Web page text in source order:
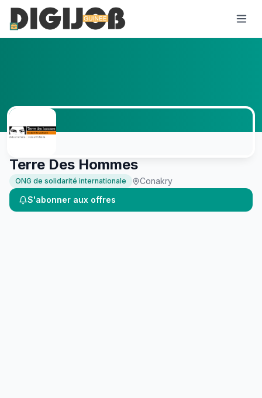
Terre Des Hommes
ONG de solidarité internationale
Conakry
S'abonner aux offres